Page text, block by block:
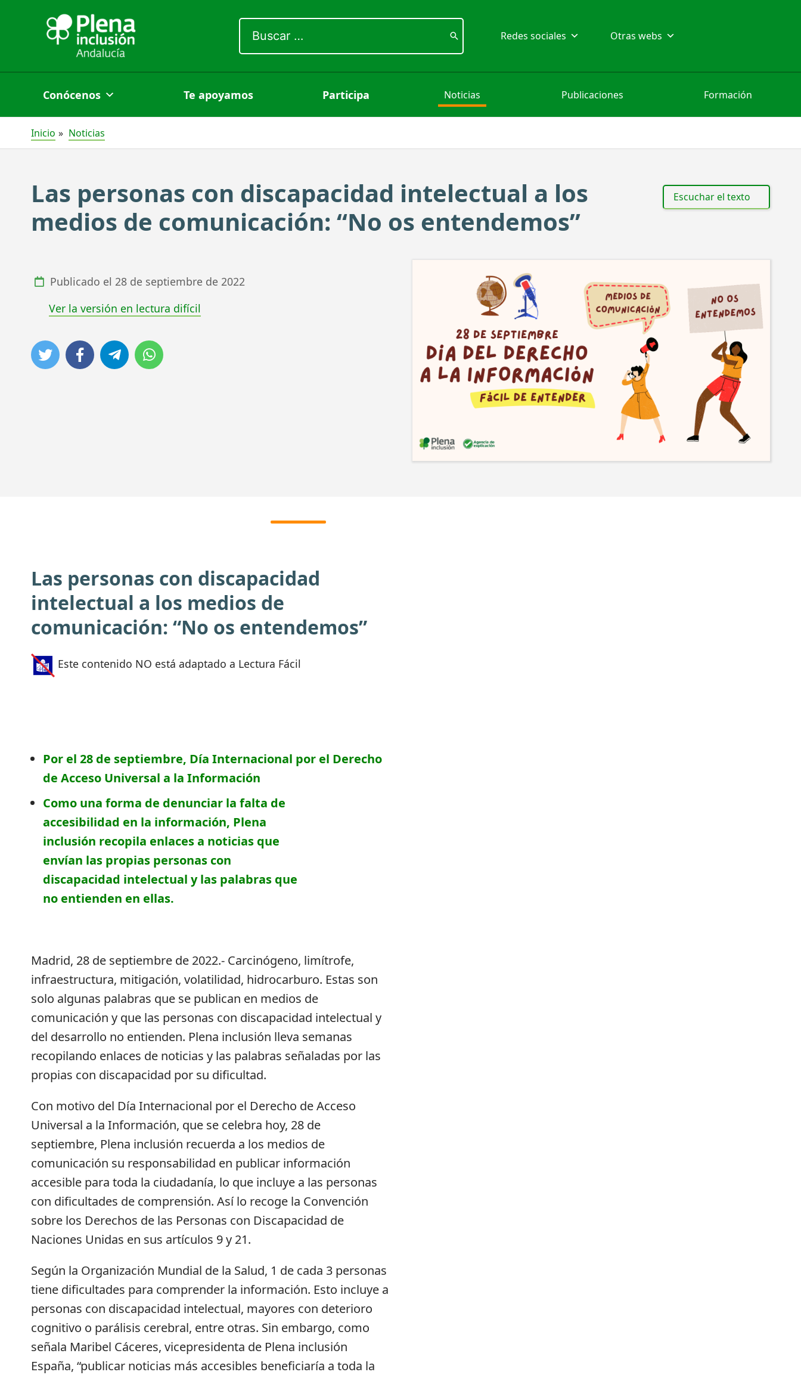
por:
Redes sociales Otras webs
Conócenos Te apoyamos Participa Noticias Publicaciones Formación
Inicio Noticias
Las personas con discapacidad intelectual a los
medios de comunicación: “No os entendemos”
Escuchar el texto
Publicado el 28 de septiembre de 2022
Ver la versión en lectura difícil
Las personas con discapacidad
intelectual a los medios de
comunicación: “No os entendemos”
Este contenido NO está adaptado a Lectura Fácil
Por el 28 de septiembre, Día Internacional por el Derecho
de Acceso Universal a la Información
Como una forma de denunciar la falta de
accesibilidad en la información, Plena
inclusión recopila enlaces a noticias que
envían las propias personas con
discapacidad intelectual y las palabras que
no entienden en ellas.
Madrid, 28 de septiembre de 2022.- Carcinógeno, limítrofe,
infraestructura, mitigación, volatilidad, hidrocarburo. Estas son
solo algunas palabras que se publican en medios de
comunicación y que las personas con discapacidad intelectual y
del desarrollo no entienden. Plena inclusión lleva semanas
recopilando enlaces de noticias y las palabras señaladas por las
propias con discapacidad por su dificultad.
Con motivo del Día Internacional por el Derecho de Acceso
Universal a la Información, que se celebra hoy, 28 de
septiembre, Plena inclusión recuerda a los medios de
comunicación su responsabilidad en publicar información
accesible para toda la ciudadanía, lo que incluye a las personas
con dificultades de comprensión. Así lo recoge la Convención
sobre los Derechos de las Personas con Discapacidad de
Naciones Unidas en sus artículos 9 y 21.
Según la Organización Mundial de la Salud, 1 de cada 3 personas
tiene dificultades para comprender la información. Esto incluye a
personas con discapacidad intelectual, mayores con deterioro
cognitivo o parálisis cerebral, entre otras. Sin embargo, como
señala Maribel Cáceres, vicepresidenta de Plena inclusión
España, “publicar noticias más accesibles beneficiaría a toda la